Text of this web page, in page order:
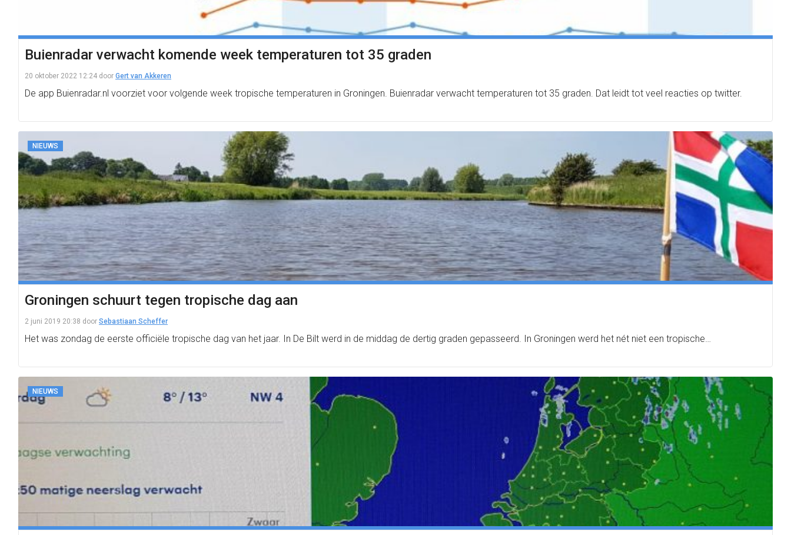
Buienradar verwacht komende week temperaturen tot 35 graden
20 oktober 2022 12:24 door Gert van Akkeren
De app Buienradar.nl voorziet voor volgende week tropische temperaturen in Groningen. Buienradar verwacht temperaturen tot 35 graden. Dat leidt tot veel reacties op twitter.
NIEUWS
Groningen schuurt tegen tropische dag aan
2 juni 2019 20:38 door Sebastiaan Scheffer
Het was zondag de eerste officiële tropische dag van het jaar. In De Bilt werd in de middag de dertig graden gepasseerd. In Groningen werd het nét niet een tropische…
NIEUWS